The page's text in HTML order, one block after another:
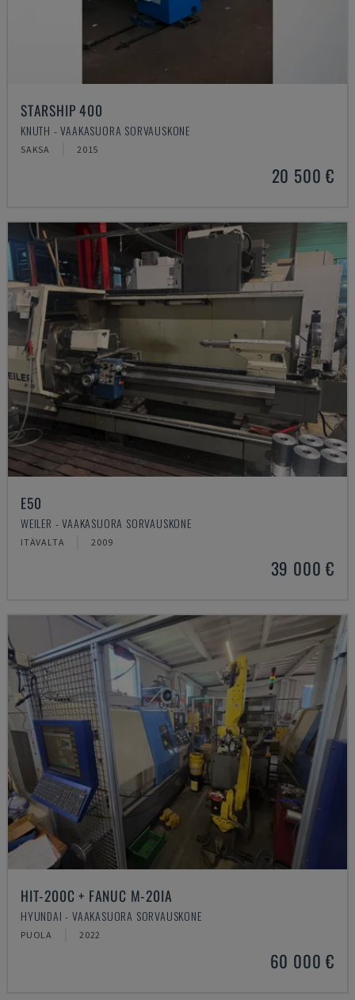
STARSHIP 400
KNUTH - VAAKASUORA SORVAUSKONE
SAKSA 2015
20 500 €
E50
WEILER - VAAKASUORA SORVAUSKONE
ITÄVALTA 2009
39 000 €
HIT-200C + FANUC M-20IA
HYUNDAI - VAAKASUORA SORVAUSKONE
PUOLA 2022
60 000 €